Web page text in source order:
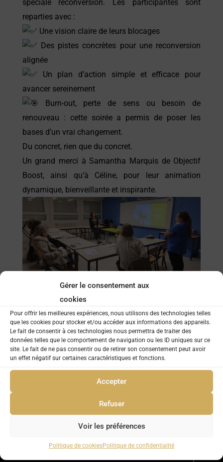
Gérer le consentement aux
cookies
Pour offrir les meilleures expériences, nous utilisons des technologies telles
que les cookies pour stocker et/ou accéder aux informations des appareils.
Le fait de consentir à ces technologies nous permettra de traiter des
données telles que le comportement de navigation ou les ID uniques sur ce
site. Le fait de ne pas consentir ou de retirer son consentement peut avoir
un effet négatif sur certaines caractéristiques et fonctions.
Accepter
Refuser
Voir les préférences
Politique de cookiesPolitique de confidentialité
spéciale reconversion. Les participantes sont
reparties avec :
Une vision claire de leurs blocages
Des pistes concrètes pour une reconversion
alignée
Un plan d’action simple et efficace pour
avancer sereinement
Burn-out, perte de sens ou besoin de
renouveau : cette soirée a permis de poser les
bases d’un vrai changement.
Du concret, rien que du concret.
Un grand merci à Samantha Marquis de Objectif
Boost, ainsi qu’à Céline, pour leur animation
dynamique, bienveillante et inspirante.
MFR DES ACHARDS
2 rue Jean Yole